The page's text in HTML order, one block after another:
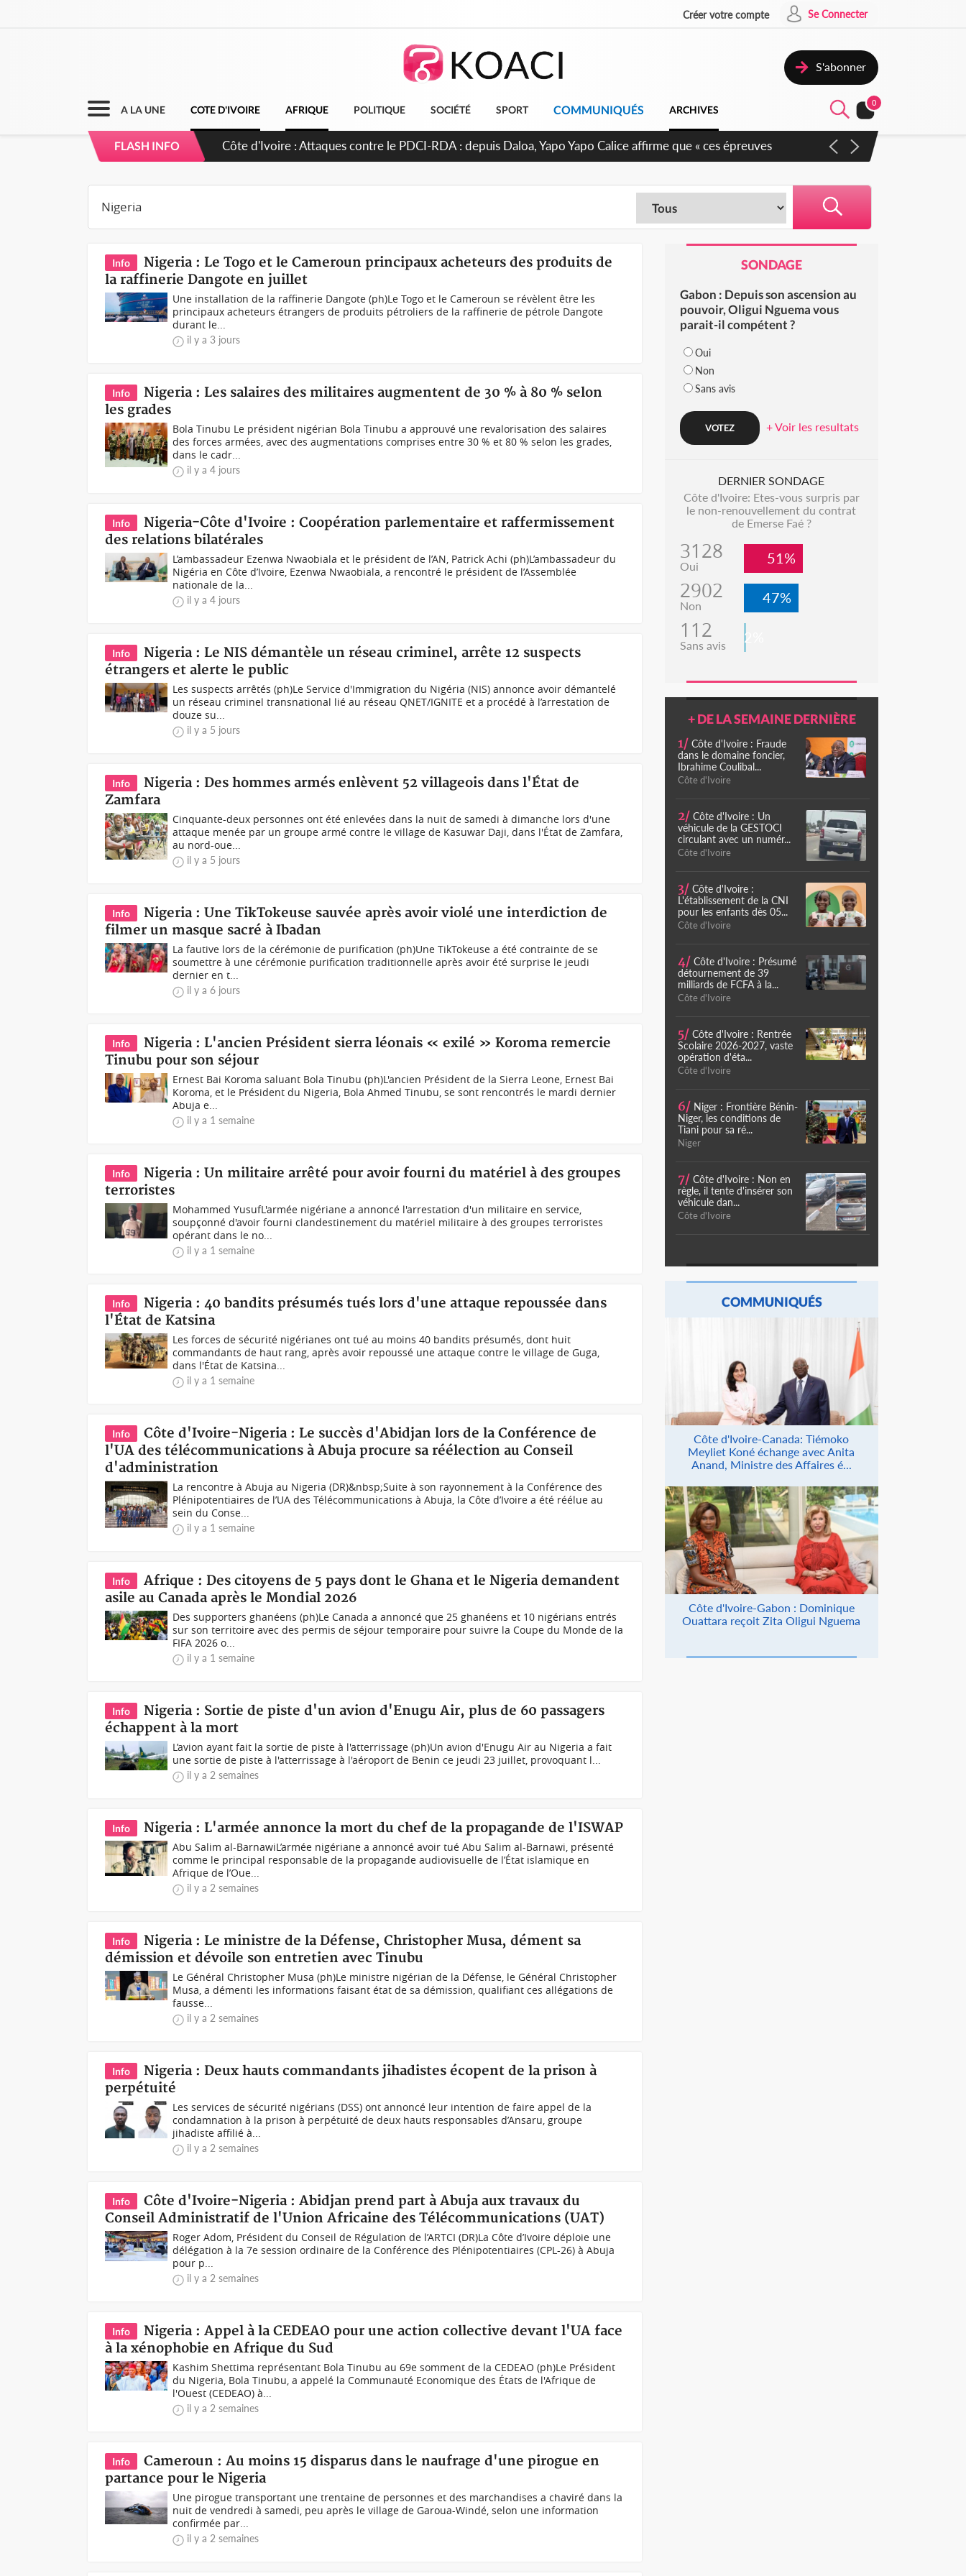
Créer votre compte Se Connecter
S'abonner
A LA UNE COTE D'IVOIRE AFRIQUE POLITIQUE SOCIÉTÉ SPORT COMMUNIQUÉS ARCHIVES
0
FLASH INFO Côte d'Ivoire : Le Colonel-Major Fofié Kouakou est décédé, l'armée perd une figure de la 2e Région militaire
Info
Nigeria : Le Togo et le Cameroun principaux acheteurs des produits de
la raffinerie Dangote en juillet
Une installation de la raffinerie Dangote (ph)Le Togo et le Cameroun se révèlent être les
principaux acheteurs étrangers de produits pétroliers de la raffinerie de pétrole Dangote
durant le...
il y a 3 jours
Info
Nigeria : Les salaires des militaires augmentent de 30 % à 80 % selon
les grades
Bola Tinubu Le président nigérian Bola Tinubu a approuvé une revalorisation des salaires
des forces armées, avec des augmentations comprises entre 30 % et 80 % selon les grades,
dans le cadr...
il y a 4 jours
Info
Nigeria-Côte d'Ivoire : Coopération parlementaire et raffermissement
des relations bilatérales
L’ambassadeur Ezenwa Nwaobiala et le président de l’AN, Patrick Achi (ph)L’ambassadeur du
Nigéria en Côte d’Ivoire, Ezenwa Nwaobiala, a rencontré le président de l’Assemblée
nationale de la...
il y a 4 jours
Info
Nigeria : Le NIS démantèle un réseau criminel, arrête 12 suspects
étrangers et alerte le public
Les suspects arrêtés (ph)Le Service d'Immigration du Nigéria (NIS) annonce avoir démantelé
un réseau criminel transnational lié au réseau QNET/IGNITE et a procédé à l’arrestation de
douze su...
il y a 5 jours
Info
Nigeria : Des hommes armés enlèvent 52 villageois dans l'État de
Zamfara
Cinquante-deux personnes ont été enlevées dans la nuit de samedi à dimanche lors d'une
attaque menée par un groupe armé contre le village de Kasuwar Daji, dans l'État de Zamfara,
au nord-oue...
il y a 5 jours
Info
Nigeria : Une TikTokeuse sauvée après avoir violé une interdiction de
filmer un masque sacré à Ibadan
La fautive lors de la cérémonie de purification (ph)Une TikTokeuse a été contrainte de se
soumettre à une cérémonie purification traditionnelle après avoir été surprise le jeudi
dernier en t...
il y a 6 jours
Info
Nigeria : L'ancien Président sierra léonais « exilé » Koroma remercie
Tinubu pour son séjour
Ernest Bai Koroma saluant Bola Tinubu (ph)L'ancien Président de la Sierra Leone, Ernest Bai
Koroma, et le Président du Nigeria, Bola Ahmed Tinubu, se sont rencontrés le mardi dernier
Abuja e...
il y a 1 semaine
Info
Nigeria : Un militaire arrêté pour avoir fourni du matériel à des groupes
terroristes
Mohammed YusufL'armée nigériane a annoncé l'arrestation d'un militaire en service,
soupçonné d'avoir fourni clandestinement du matériel militaire à des groupes terroristes
opérant dans le no...
il y a 1 semaine
Info
Nigeria : 40 bandits présumés tués lors d'une attaque repoussée dans
l'État de Katsina
Les forces de sécurité nigérianes ont tué au moins 40 bandits présumés, dont huit
commandants de haut rang, après avoir repoussé une attaque contre le village de Guga,
dans l'État de Katsina...
il y a 1 semaine
Info
Côte d'Ivoire-Nigeria : Le succès d'Abidjan lors de la Conférence de
l'UA des télécommunications à Abuja procure sa réélection au Conseil
d'administration
La rencontre à Abuja au Nigeria (DR)&nbsp;Suite à son rayonnement à la Conférence des
Plénipotentiaires de l’UA des Télécommunications à Abuja, la Côte d’Ivoire a été réélue au
sein du Conse...
il y a 1 semaine
Info
Afrique : Des citoyens de 5 pays dont le Ghana et le Nigeria demandent
asile au Canada après le Mondial 2026
Des supporters ghanéens (ph)Le Canada a annoncé que 25 ghanéens et 10 nigérians entrés
sur son territoire avec des permis de séjour temporaire pour suivre la Coupe du Monde de la
FIFA 2026 o...
il y a 1 semaine
Info
Nigeria : Sortie de piste d'un avion d'Enugu Air, plus de 60 passagers
échappent à la mort
L’avion ayant fait la sortie de piste à l'atterrissage (ph)Un avion d'Enugu Air au Nigeria a fait
une sortie de piste à l'atterrissage à l'aéroport de Benin ce jeudi 23 juillet, provoquant l...
il y a 2 semaines
Info Nigeria : L'armée annonce la mort du chef de la propagande de l'ISWAP
Abu Salim al-BarnawiL’armée nigériane a annoncé avoir tué Abu Salim al-Barnawi, présenté
comme le principal responsable de la propagande audiovisuelle de l’État islamique en
Afrique de l’Oue...
il y a 2 semaines
Info
Nigeria : Le ministre de la Défense, Christopher Musa, dément sa
démission et dévoile son entretien avec Tinubu
Le Général Christopher Musa (ph)Le ministre nigérian de la Défense, le Général Christopher
Musa, a démenti les informations faisant état de sa démission, qualifiant ces allégations de
fausse...
il y a 2 semaines
Info
Nigeria : Deux hauts commandants jihadistes écopent de la prison à
perpétuité
Les services de sécurité nigérians (DSS) ont annoncé leur intention de faire appel de la
condamnation à la prison à perpétuité de deux hauts responsables d’Ansaru, groupe
jihadiste affilié à...
il y a 2 semaines
Info
Côte d'Ivoire-Nigeria : Abidjan prend part à Abuja aux travaux du
Conseil Administratif de l'Union Africaine des Télécommunications (UAT)
Roger Adom, Président du Conseil de Régulation de l’ARTCI (DR)La Côte d’Ivoire déploie une
délégation à la 7e session ordinaire de la Conférence des Plénipotentiaires (CPL-26) à Abuja
pour p...
il y a 2 semaines
Info
Nigeria : Appel à la CEDEAO pour une action collective devant l'UA face
à la xénophobie en Afrique du Sud
Kashim Shettima représentant Bola Tinubu au 69e somment de la CEDEAO (ph)Le Président
du Nigeria, Bola Tinubu, a appelé la Communauté Economique des États de l'Afrique de
l'Ouest (CEDEAO) à...
il y a 2 semaines
Info
Cameroun : Au moins 15 disparus dans le naufrage d'une pirogue en
partance pour le Nigeria
Une pirogue transportant une trentaine de personnes et des marchandises a chaviré dans la
nuit de vendredi à samedi, peu après le village de Garoua-Windé, selon une information
confirmée par...
il y a 2 semaines
SONDAGE
Gabon : Depuis son ascension au
pouvoir, Oligui Nguema vous
parait-il compétent ?
Oui
Non
Sans avis
+ Voir les resultats
DERNIER SONDAGE
Côte d'Ivoire: Etes-vous surpris par
le non-renouvellement du contrat
de Emerse Faé ?
3128
Oui 51%
2902
Non 47%
112
Sans avis 2%
+ DE LA SEMAINE DERNIÈRE
1/ Côte d'Ivoire : Fraude
dans le domaine foncier,
Ibrahime Coulibal...
Côte d'Ivoire
2/ Côte d'Ivoire : Un
véhicule de la GESTOCI
circulant avec un numér...
Côte d'Ivoire
3/ Côte d'Ivoire :
L'établissement de la CNI
pour les enfants dès 05...
Côte d'Ivoire
4/ Côte d'Ivoire : Présumé
détournement de 39
milliards de FCFA à la...
Côte d'Ivoire
5/ Côte d'Ivoire : Rentrée
Scolaire 2026-2027, vaste
opération d'éta...
Côte d'Ivoire
6/ Niger : Frontière Bénin-
Niger, les conditions de
Tiani pour sa ré...
Niger
7/ Côte d'Ivoire : Non en
règle, il tente d'insérer son
véhicule dan...
Côte d'Ivoire
COMMUNIQUÉS
Côte d'Ivoire-Canada: Tiémoko
Meyliet Koné échange avec Anita
Anand, Ministre des Affaires é...
Côte d'Ivoire-Gabon : Dominique
Ouattara reçoit Zita Oligui Nguema